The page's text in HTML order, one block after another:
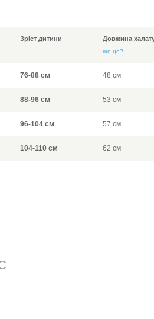
Зріст дитини Довжина
що це?
76-88 см 48 см
88-96 см 53 см
96-104 см 57 см
104-110 см 62 см